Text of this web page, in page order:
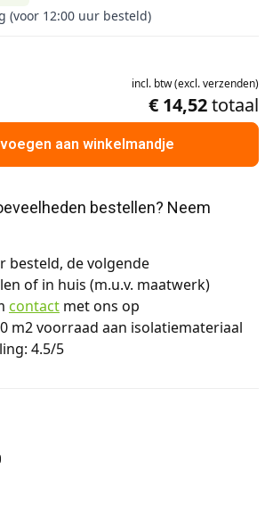
(voor 12:00 uur besteld)
incl. btw(excl.verzenden)
€ 14,52totaal
aan winkelmandje
besteld, de volgende
of in huis (m.u.v. maatwerk)
contact met ons op
m2 voorraad aan isolatiemateriaal
4.5/5